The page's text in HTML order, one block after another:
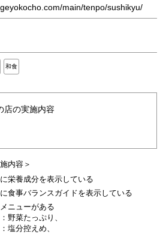
main/tenpo/sushikyu/
和食
店の実施内容
内容＞
栄養成分を表示している
食事バランスガイドを表示している
ニューがある
野菜たっぷり、
塩分控えめ、